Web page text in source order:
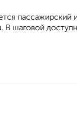
пассажирский
шаговой